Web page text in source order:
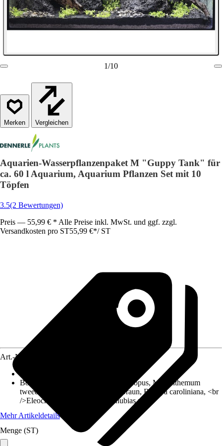
1/10
Vergleichen
Aquarien-Wasserpflanzenpaket M "Guppy Tank" für
ca. 60 l Aquarium, Aquarium Pflanzen Set mit 10
Töpfen
3.5(2 Bewertungen)
Preis — 55,99 € * Alle Preise inkl. MwSt. und ggf. zzgl.
Versandkosten pro ST55,99 €*/ ST
Art.-Nr.
Botanischer Name
Microsorum pteropus, Micranthemum
tweediei, Cryptocoryne wendtii Braun, Bacopa caroliniana, <br
/>Eleocharis acicularis<br />Anubias nana
Mehr Artikeldetails
Menge (ST)